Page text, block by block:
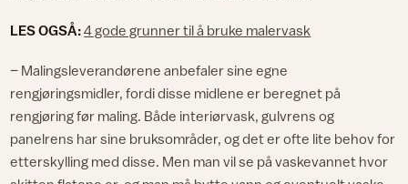
LES OGSÅ:4 gode grunner til å bruke malervask
– Malingsleverandørene anbefaler sine egne
rengjøringsmidler, fordi disse midlene er beregnet på
rengjøring før maling. Både interiørvask, gulvrens og
panelrens har sine bruksområder, og det er ofte lite behov for
etterskylling med disse. Men man vil se på vaskevannet hvor